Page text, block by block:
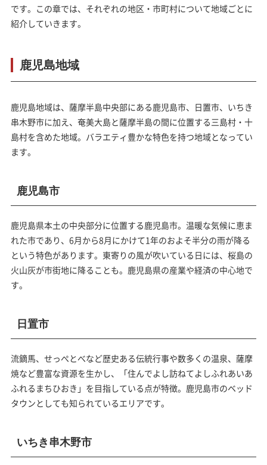
です。この章では、それぞれの地区・市町村について地域ごとに
紹介していきます。
鹿児島地域
鹿児島地域は、薩摩半島中央部にある鹿児島市、日置市、いちき
串木野市に加え、奄美大島と薩摩半島の間に位置する三島村・十
島村を含めた地域。バラエティ豊かな特色を持つ地域となってい
ます。
鹿児島市
鹿児島県本土の中央部分に位置する鹿児島市。温暖な気候に恵ま
れた市であり、6月から8月にかけて1年のおよそ半分の雨が降る
という特色があります。東寄りの風が吹いている日には、桜島の
火山灰が市街地に降ることも。鹿児島県の産業や経済の中心地で
す。
日置市
流鏑馬、せっぺとべなど歴史ある伝統行事や数多くの温泉、薩摩
焼など豊富な資源を生かし、「住んでよし訪ねてよしふれあいあ
ふれるまちひおき」を目指している点が特徴。鹿児島市のベッド
タウンとしても知られているエリアです。
いちき串木野市